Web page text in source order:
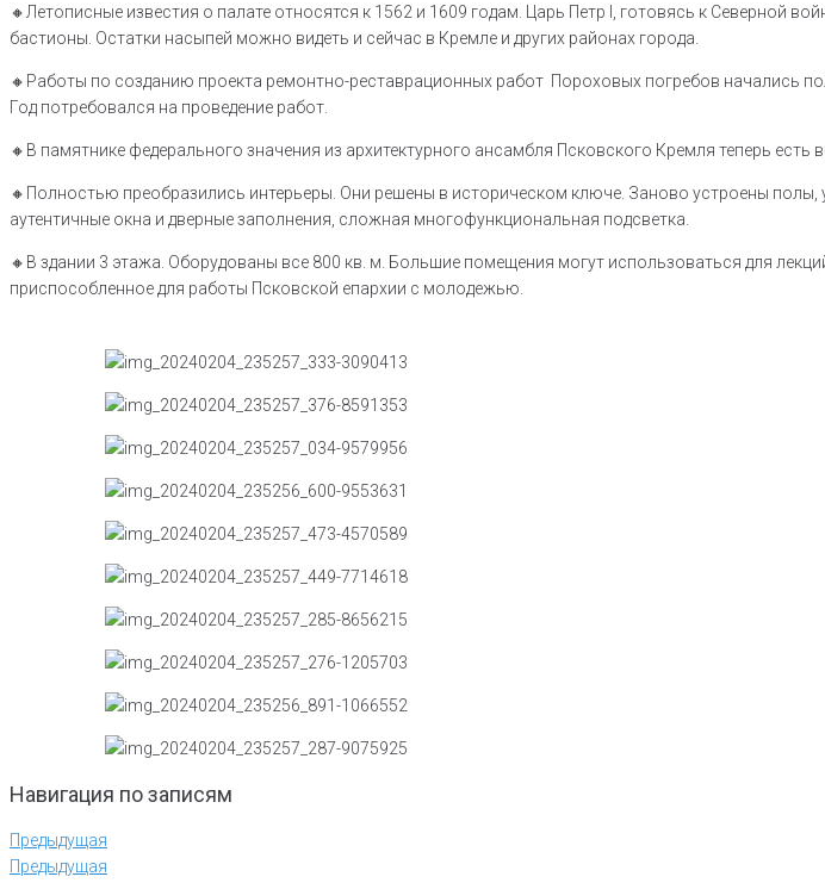
🔸️Летописные известия о палате относятся к 1562 и 1609 годам. Царь Петр I, готовясь к Северной
бастионы. Остатки насыпей можно видеть и сейчас в Кремле и других районах города.
🔸️Работы по созданию проекта ремонтно-реставрационных работ Пороховых погребов начались
Год потребовался на проведение работ.
🔸️В памятнике федерального значения из архитектурного ансамбля Псковского Кремля теперь есть
🔸️Полностью преобразились интерьеры. Они решены в историческом ключе. Заново устроены
аутентичные окна и дверные заполнения, сложная многофункциональная подсветка.
🔸️В здании 3 этажа. Оборудованы все 800 кв. м. Большие помещения могут использоваться для
приспособленное для работы Псковской епархии с молодежью.
Навигация по записям
Предыдущая
Предыдущая